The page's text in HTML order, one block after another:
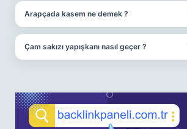
Arapçada kasem ne demek ?
Çam sakızı yapışkanı nasıl geçer ?